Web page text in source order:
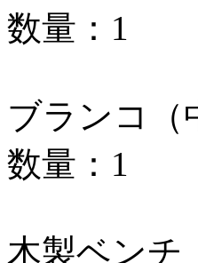
数量：1
ブランコ（
数量：1
木製ベンチ